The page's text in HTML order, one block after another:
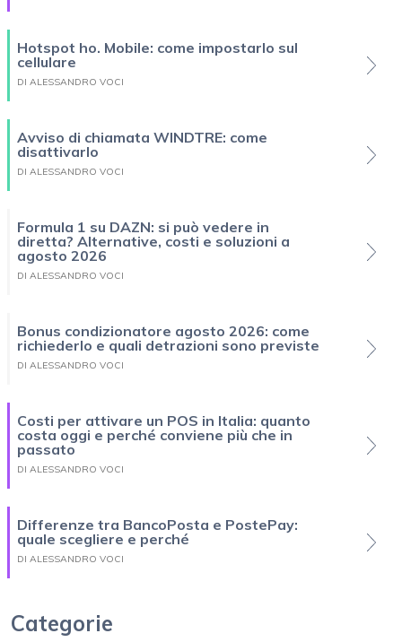
Hotspot ho. Mobile: come impostarlo sul
cellulare
DI ALESSANDRO VOCI
Avviso di chiamata WINDTRE: come
disattivarlo
DI ALESSANDRO VOCI
Formula 1 su DAZN: si può vedere in
diretta? Alternative, costi e soluzioni a
agosto 2026
DI ALESSANDRO VOCI
Bonus condizionatore agosto 2026: come
richiederlo e quali detrazioni sono previste
DI ALESSANDRO VOCI
Costi per attivare un POS in Italia: quanto
costa oggi e perché conviene più che in
passato
DI ALESSANDRO VOCI
Differenze tra BancoPosta e PostePay:
quale scegliere e perché
DI ALESSANDRO VOCI
Categorie